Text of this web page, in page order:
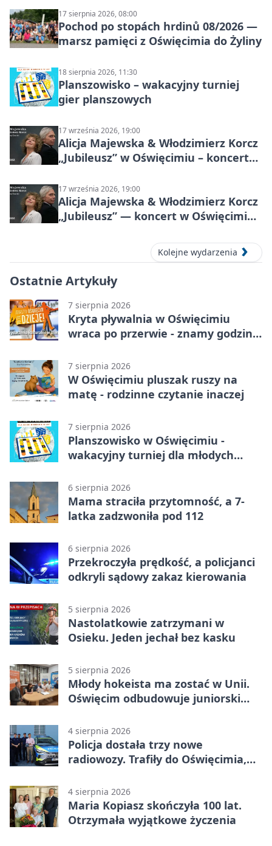
17 sierpnia 2026, 08:00
Pochod po stopách hrdinů 08/2026 —
marsz pamięci z Oświęcimia do Żyliny
18 sierpnia 2026, 11:30
Planszowisko – wakacyjny turniej
gier planszowych
17 września 2026, 19:00
Alicja Majewska & Włodzimierz Korcz
„Jubileusz” w Oświęcimiu – koncert
17 września 2026, 19:00
Alicja Majewska & Włodzimierz Korcz
„Jubileusz” — koncert w Oświęcimiu,
Kolejne wydarzenia
Ostatnie Artykuły
7 sierpnia 2026
Kryta pływalnia w Oświęcimiu
wraca po przerwie - znamy godziny
7 sierpnia 2026
W Oświęcimiu pluszak ruszy na
matę - rodzinne czytanie inaczej
7 sierpnia 2026
Planszowisko w Oświęcimiu -
wakacyjny turniej dla młodych
6 sierpnia 2026
Mama straciła przytomność, a 7-
latka zadzwoniła pod 112
6 sierpnia 2026
Przekroczyła prędkość, a policjanci
odkryli sądowy zakaz kierowania
5 sierpnia 2026
Nastolatkowie zatrzymani w
Osieku. Jeden jechał bez kasku
5 sierpnia 2026
Młody hokeista ma zostać w Unii.
Oświęcim odbudowuje juniorski
4 sierpnia 2026
Policja dostała trzy nowe
radiowozy. Trafiły do Oświęcimia,
4 sierpnia 2026
Maria Kopiasz skończyła 100 lat.
Otrzymała wyjątkowe życzenia